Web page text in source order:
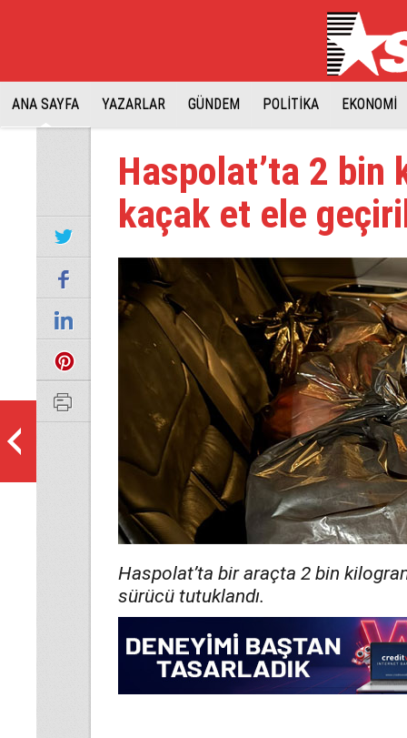
ANA SAYFA YAZARLAR GÜNDEM POLİTİKA EKONOMİ
Haspolat’ta 2 bin
kaçak et ele
Haspolat’ta bir araçta 2 bin
sürücü tutuklandı.